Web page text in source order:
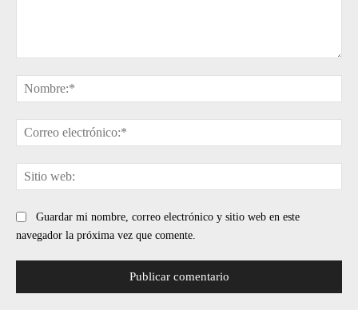
Guardar mi nombre, correo electrónico y sitio web en este
navegador la próxima vez que comente.